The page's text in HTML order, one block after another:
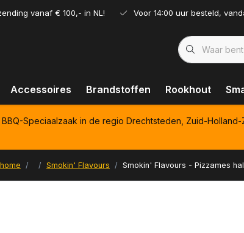
vanaf € 100,- in NL! Voor 14:00 uur besteld,
Accessoires Brandstoffen Rookhout
Speciaalzaak in de regio Drechtsteden, Zuid-
Smokin' Flavours Smokin' Flavours - Pizzames